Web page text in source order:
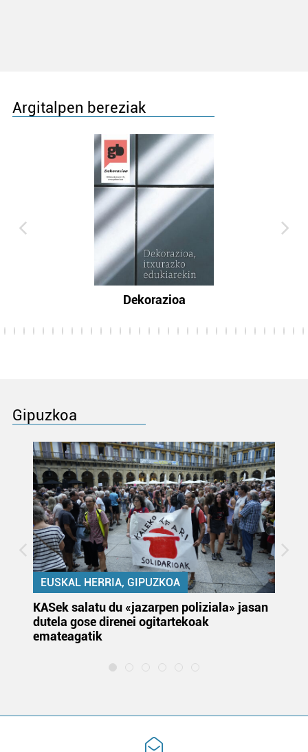
Argitalpen bereziak
Dekorazioa
Gipuzkoa
EUSKAL HERRIA, GIPUZKOA
KASek salatu du «jazarpen poliziala» jasan
dutela gose direnei ogitartekoak
emateagatik